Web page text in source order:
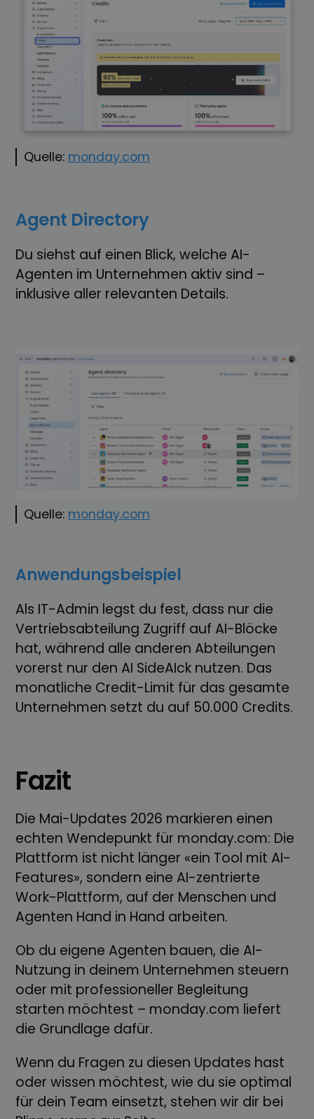
Quelle: monday.com
Agent Directory
Du siehst auf einen Blick, welche AI-
Agenten im Unternehmen aktiv sind –
inklusive aller relevanten Details.
Quelle: monday.com
Anwendungsbeispiel
Als IT-Admin legst du fest, dass nur die
Vertriebsabteilung Zugriff auf AI-Blöcke
hat, während alle anderen Abteilungen
vorerst nur den AI SideAIck nutzen. Das
monatliche Credit-Limit für das gesamte
Unternehmen setzt du auf 50.000 Credits.
Fazit
Die Mai-Updates 2026 markieren einen
echten Wendepunkt für monday.com: Die
Plattform ist nicht länger «ein Tool mit AI-
Features», sondern eine AI-zentrierte
Work-Plattform, auf der Menschen und
Agenten Hand in Hand arbeiten.
Ob du eigene Agenten bauen, die AI-
Nutzung in deinem Unternehmen steuern
oder mit professioneller Begleitung
starten möchtest – monday.com liefert
die Grundlage dafür.
Wenn du Fragen zu diesen Updates hast
oder wissen möchtest, wie du sie optimal
für dein Team einsetzt, stehen wir dir bei